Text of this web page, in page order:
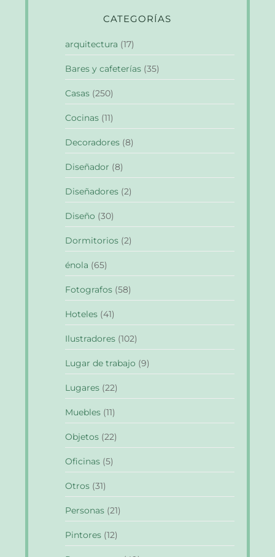
CATEGORÍAS
arquitectura (17)
Bares y cafeterías (35)
Casas (250)
Cocinas (11)
Decoradores (8)
Diseñador (8)
Diseñadores (2)
Diseño (30)
Dormitorios (2)
énola (65)
Fotografos (58)
Hoteles (41)
Ilustradores (102)
Lugar de trabajo (9)
Lugares (22)
Muebles (11)
Objetos (22)
Oficinas (5)
Otros (31)
Personas (21)
Pintores (12)